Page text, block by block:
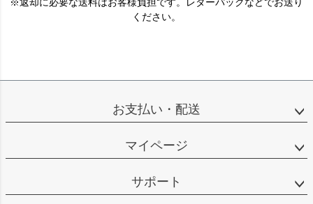
ください。
お支払い・配送
マイページ
サポート